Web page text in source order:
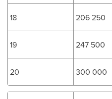
18 206 250
19 247 500
20 300 000